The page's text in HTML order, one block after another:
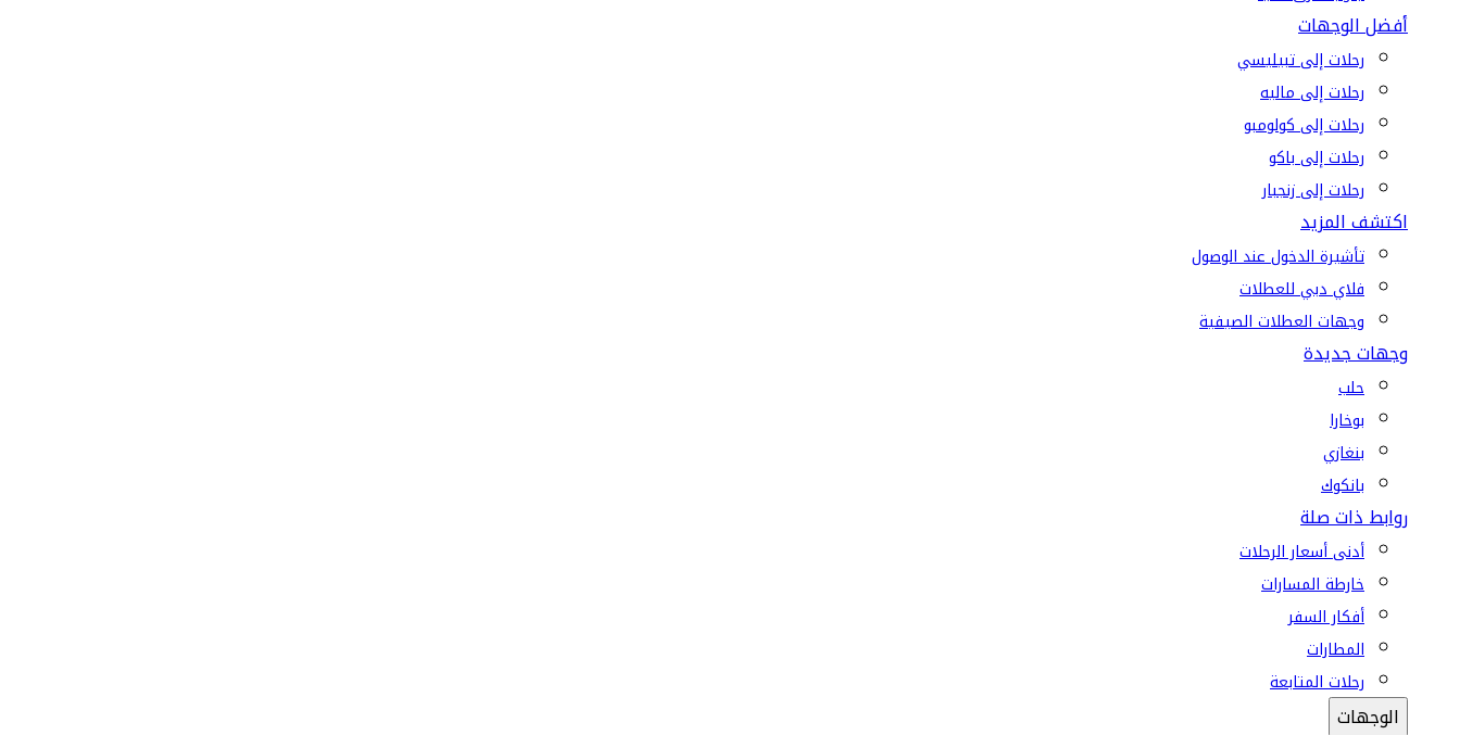
أفضل الوجهات
رحلات إلى تبيليسي
رحلات إلى ماليه
رحلات إلى كولومبو
رحلات إلى باكو
رحلات إلى زنجبار
اكتشف المزيد
تأشيرة الدخول عند الوصول
فلاي دبي للعطلات
وجهات العطلات الصيفية
وجهات جديدة
حلب
بوخارا
بنغازي
بانكوك
روابط ذات صلة
أدنى أسعار الرحلات
خارطة المسارات
أفكار السفر
المطارات
رحلات المتابعة
الوجهات